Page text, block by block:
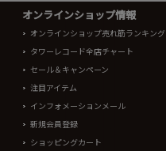
オンラインショップ情報
オンラインショップ売れ筋ランキング
タワーレコード全店チャート
セール＆キャンペーン
注目アイテム
インフォメーションメール
新規会員登録
ショッピングカート